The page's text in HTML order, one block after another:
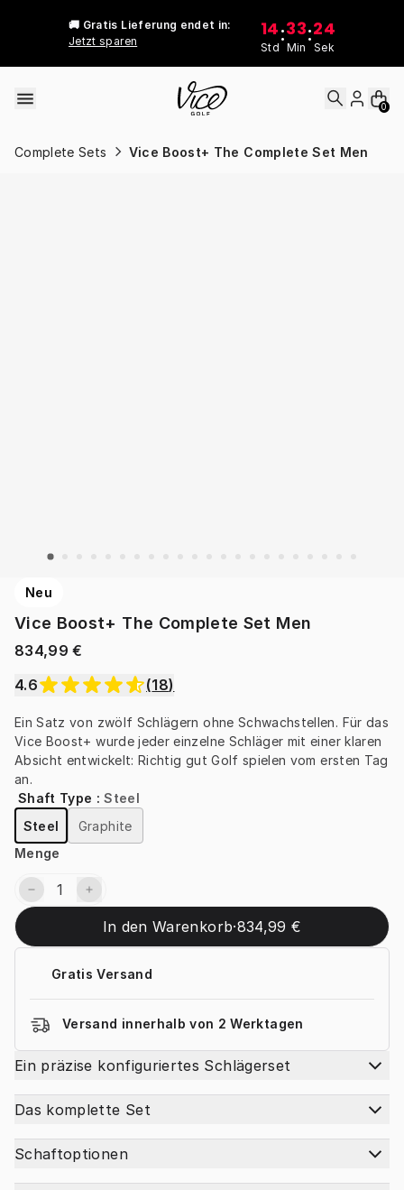
🚚 Gratis Lieferung endet in:
Jetzt sparen
14
Std
:33
Min
:24
Sek
0
Complete Sets Vice Boost+ The Complete Set Men
Neu
Vice Boost+ The Complete Set Men
834,99 €
4.6
(18)
Ein Satz von zwölf Schlägern ohne Schwachstellen. Für das
Vice Boost+ wurde jeder einzelne Schläger mit einer klaren
Absicht entwickelt: Richtig gut Golf spielen vom ersten Tag
an.
Shaft Type :Steel
Steel
Graphite
Menge
In den Warenkorb·834,99 €
Gratis Versand
Versand innerhalb von 2 Werktagen
Ein präzise konfiguriertes Schlägerset
Das komplette Set
Schaftoptionen